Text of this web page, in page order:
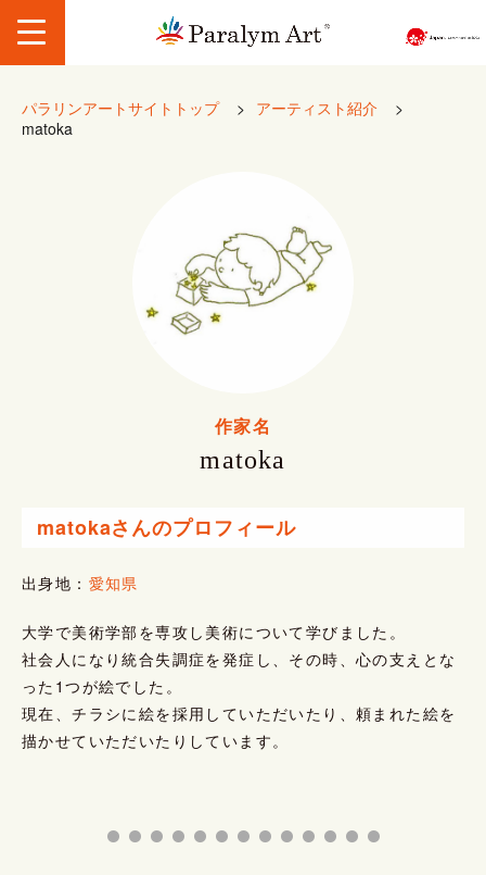
パラリンアートサイトトップ > アーティスト紹介
>
matoka
作家名
matoka
matokaさんのプロフィール
出身地： 愛知県
大学で美術学部を専攻し美術について学びました。
社会人になり統合失調症を発症し、その時、心の支えとな
った1つが絵でした。
現在、チラシに絵を採用していただいたり、頼まれた絵を
描かせていただいたりしています。